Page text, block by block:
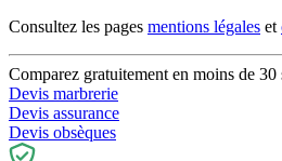
Consultez les pages mentions légales et
Comparez gratuitement en moins de 30
Devis marbrerie
Devis assurance
Devis obsèques